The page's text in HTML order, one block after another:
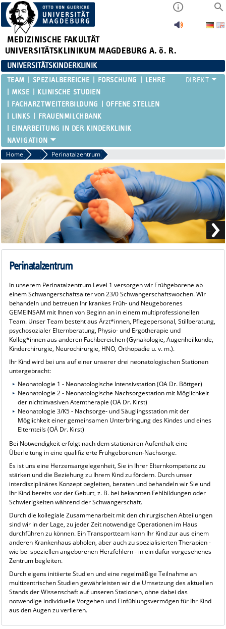
MEDIZINISCHE FAKULTÄT
UNIVERSITÄTSKLINIKUM MAGDEBURG A. ö. R.
UNIVERSITÄTSKINDERKLINIK
TEAM SPEZIALBEREICHE FORSCHUNG
LEHRE
MKSE
KLINISCHE STUDIEN
FACHARZTWEITERBILDUNG
OFFENE STELLEN
LINKS
FRAUENMILCHBANK
EINARBEITUNG IN DER KINDERKLINIK
Home Spezialbereiche
Perinatalzentrum
Perinatalzentrum
In unserem Perinatalzentrum Level 1 versorgen wir Frühgeborene ab
einem Schwangerschaftsalter von 23/0 Schwangerschaftswochen. Wir
behandeln und betreuen Ihr krankes Früh- und Neugeborenes
GEMEINSAM mit Ihnen von Beginn an in einem multiprofessionellen
Team. Unser Team besteht aus Ärzt*innen, Pflegepersonal, Stillberatung,
psychosozialer Elternberatung, Physio- und Ergotherapie und
Kolleg*innen aus anderen Fachbereichen (Gynäkologie, Augenheilkunde,
Kinderchirurgie, Neurochirurgie, HNO, Orthopädie u. v. m.).
Ihr Kind wird bei uns auf einer unserer drei neonatologischen Stationen
untergebracht:
Neonatologie 1 - Neonatologische Intensivstation (OA Dr. Böttger)
Neonatologie 2 - Neonatologische Nachsorgestation mit Möglichkeit
der nichtinvasiven Atemtherapie (OÄ Dr. Kirst)
Neonatologie 3/K5 - Nachsorge- und Säuglingsstation mit der
Möglichkeit einer gemeinsamen Unterbringung des Kindes und eines
Elternteils (OÄ Dr. Kirst)
Bei Notwendigkeit erfolgt nach dem stationären Aufenthalt eine
Überleitung in eine qualifizierte Frühgeborenen-Nachsorge.
Es ist uns eine Herzensangelegenheit, Sie in Ihrer Elternkompetenz zu
stärken und die Beziehung zu Ihrem Kind zu fördern. Durch unser
interdisziplinäres Konzept begleiten, beraten und behandeln wir Sie und
Ihr Kind bereits vor der Geburt, z. B. bei bekannten Fehlbildungen oder
Schwierigkeiten während der Schwangerschaft.
Durch die kollegiale Zusammenarbeit mit den chirurgischen Abteilungen
sind wir in der Lage, zu jeder Zeit notwendige Operationen im Haus
durchführen zu können. Ein Transportteam kann Ihr Kind zur aus einem
anderen Krankenhaus abholen, aber auch zu spezialisierten Therapien -
wie bei speziellen angeborenen Herzfehlern - in ein dafür vorgesehenes
Zentrum begleiten.
Durch eigens initiierte Studien und eine regelmäßige Teilnahme an
multizentrischen Studien gewährleisten wir die Umsetzung des aktuellen
Stands der Wissenschaft auf unseren Stationen, ohne dabei das
notwendige individuelle Vorgehen und Einfühlungsvermögen für Ihr Kind
aus den Augen zu verlieren.